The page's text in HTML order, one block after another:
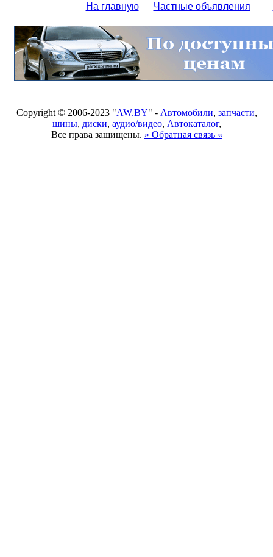
На главную Частные объявления
Copyright © 2006-2023 "AW.BY" - Автомобили, запчасти,
шины, диски, аудио/видео, Автокаталог,
Все права защищены. » Обратная связь «